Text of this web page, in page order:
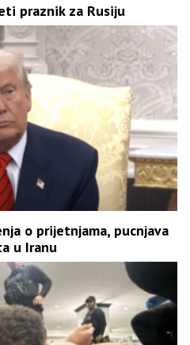
praznik za Rusiju
o prijetnjama, pucnjava
u Iranu